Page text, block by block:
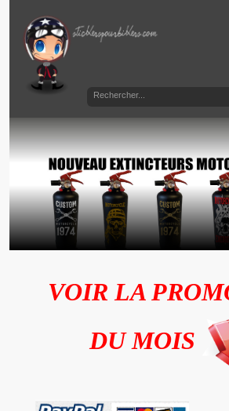
VOIR LA
DU MOIS